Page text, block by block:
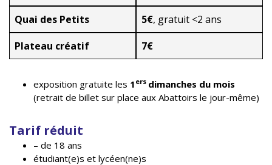
Quai des Petits
5€, gratuit <2 ans
Plateau créatif
7€
exposition gratuite les 1 ers dimanches du mois
(retrait de billet sur place aux Abattoirs le jour-même)
Tarif réduit
– de 18 ans
étudiant(e)s et lycéen(ne)s